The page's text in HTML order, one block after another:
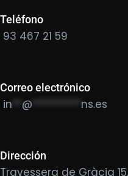
Teléfono
93 467 21 59
Correo electrónico
in @ ********** ns.es
Dirección
Travessera de Gràcia